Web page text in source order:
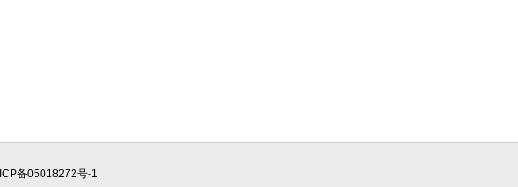
备05018272号-1